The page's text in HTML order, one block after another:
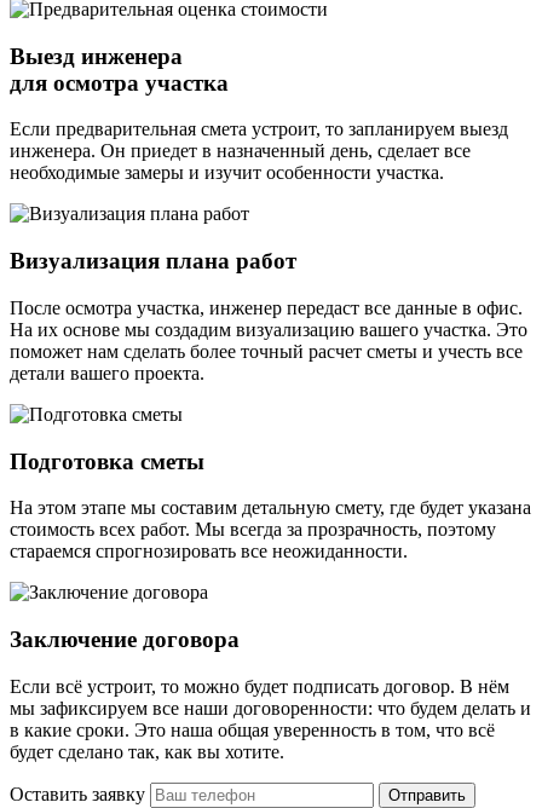
Выезд инженера
для осмотра участка
Если предварительная смета устроит, то запланируем выезд
инженера. Он приедет в назначенный день, сделает все
необходимые замеры и изучит особенности участка.
Визуализация плана работ
После осмотра участка, инженер передаст все данные в офис.
На их основе мы создадим визуализацию вашего участка. Это
поможет нам сделать более точный расчет сметы и учесть все
детали вашего проекта.
Подготовка сметы
На этом этапе мы составим детальную смету, где будет указана
стоимость всех работ. Мы всегда за прозрачность, поэтому
стараемся спрогнозировать все неожиданности.
Заключение договора
Если всё устроит, то можно будет подписать договор. В нём
мы зафиксируем все наши договоренности: что будем делать и
в какие сроки. Это наша общая уверенность в том, что всё
будет сделано так, как вы хотите.
Оставить заявку Отправить